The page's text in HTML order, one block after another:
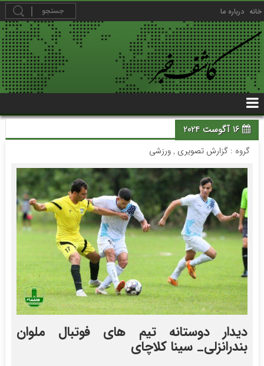
خانه درباره ما
16 آگوست 2024
گروه :گزارش تصویری ,ورزشی
دیدار دوستانه تیم های فوتبال ملوان
بندرانزلی_ سینا کلاچای